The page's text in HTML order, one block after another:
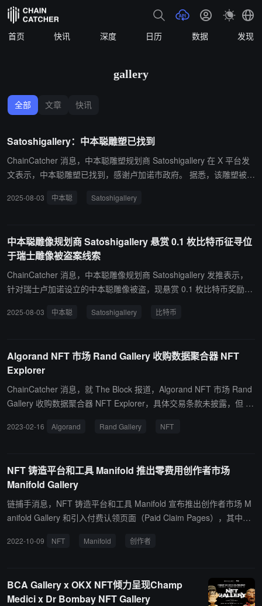
首页 快讯 深度 日历 数据 发现
gallery
全部 文章 快讯
Satoshigallery：中本聪雕塑已找到
ChainCatcher 消息，中本聪雕塑规划商 Satoshigallery 在 X 平台发
文表示，中本聪雕塑已找到，感谢卢加诺市政府。 据悉，该雕塑被扔
allery 发推表示，针对瑞士卢加诺设立的中本聪雕像被盗，现悬赏 0.
于中本聪雕像在全球 21 个城市的设立。
2025-08-03 中本聪 Satoshigallery
中本聪雕像规划商 Satoshigallery 悬赏 0.1 枚比特币征寻位
于瑞士雕像被盗案线索
ChainCatcher 消息，中本聪雕像规划商 Satoshigallery 发推表示，
针对瑞士卢加诺设立的中本聪雕像被盗，现悬赏 0.1 枚比特币奖励帮
法偷走我们的灵魂”。Satoshigallery 承诺将继续致力于中本聪雕像在
2025-08-03 中本聪 Satoshigallery 比特币
Algorand NFT 市场 Rand Gallery 收购数据聚合器 NFT
Explorer
ChainCatcher 消息，就 The Block 报道，Algorand NFT 市场 Rand
Gallery 收购数据聚合器 NFT Explorer，具体交易条款未披露，但 R
轮融资以资助收购。 此前报道，去年 8 月 Distributed Finance 宣布
2023-02-16 Algorand Rand Gallery NFT
NFT 铸造平台和工具 Manifold 推出零费用创作者市场
Manifold Gallery
链捕手消息，NFT 铸造平台和工具 Manifold 宣布推出创作者市场 M
anifold Gallery 和引入付费认领页面（Paid Claim Pages），其中，
人都可以上架和出售他们的作品，同时奖励那些帮助创作者找到下一
允许轻松启动页面，来出售限量版或开放版 ERC-721/1155 NFT。
Manifold 已在 3 个月之前启动免费认领页面。（来源链接）
2022-10-09 NFT Manifold 创作者
BCA Gallery x OKX NFT倾力呈现Champ
Medici x Dr Bombay NFT Gallery